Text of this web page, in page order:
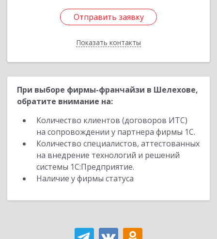
Отправить заявку
Показать контакты
Отправить заявку
Назад
При выборе фирмы-франчайзи в Шелехове,
обратите внимание на:
Количество клиентов (договоров ИТС)
на сопровождении у партнера фирмы 1С.
Количество специалистов, аттестованных
на внедрение технологий и решений
системы 1С:Предприятие.
Наличие у фирмы статуса